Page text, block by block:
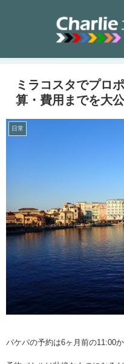
ミラコスタでプロ
算・費用までを大
日常
バケパの予約は6ヶ月前の11:00か